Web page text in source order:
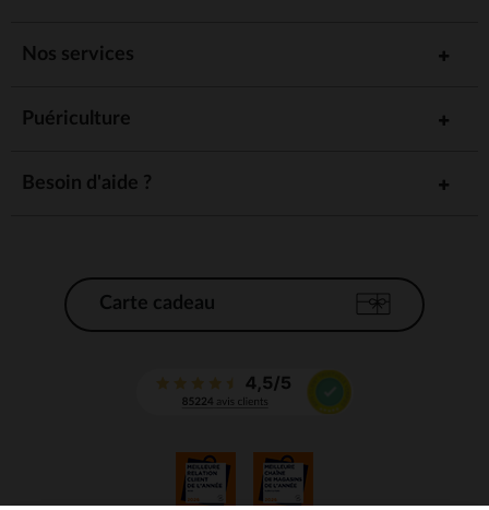
Nos services
Puériculture
Besoin d'aide ?
Carte cadeau